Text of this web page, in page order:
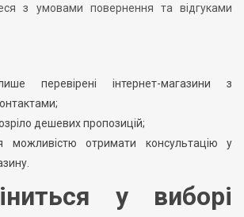
з умовами повернення та відгуками
перевірені інтернет-магазини з
дешевих пропозицій;
можливістю отримати консультацію у
у виборі